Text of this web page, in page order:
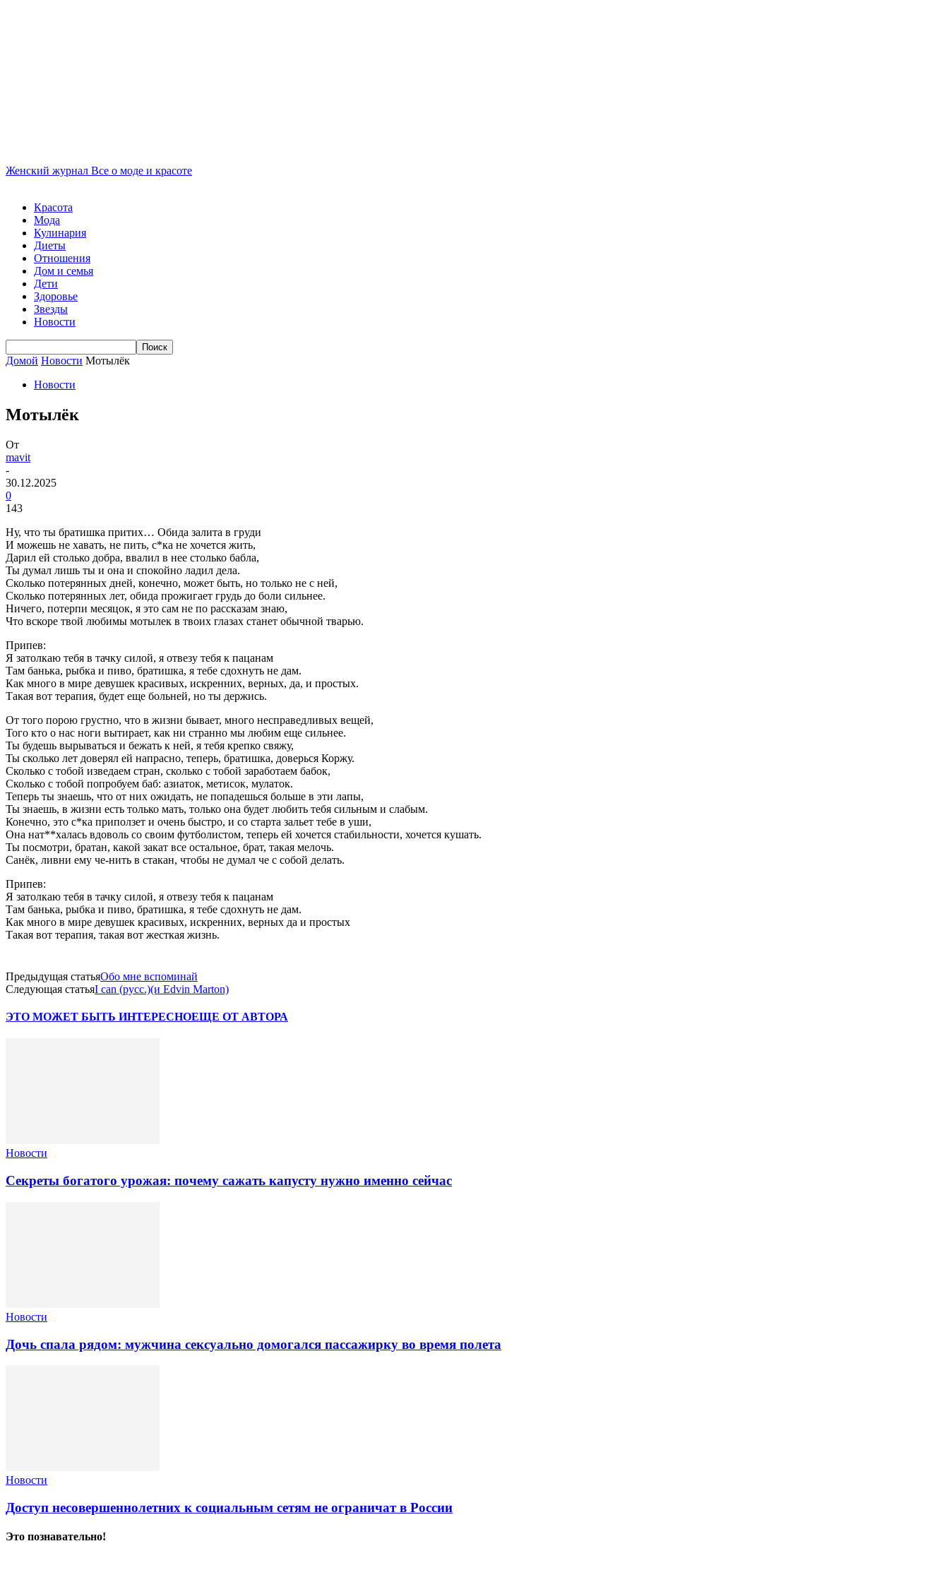
Женский журнал Все о моде и красоте
Красота
Мода
Кулинария
Диеты
Отношения
Дом и семья
Дети
Здоровье
Звезды
Новости
Домой Новости Мотылёк
Новости
Мотылёк
От
mavit
-
30.12.2025
0
143
Ну, что ты братишка притих… Обида залита в груди
И можешь не хавать, не пить, с*ка не хочется жить,
Дарил ей столько добра, ввалил в нее столько бабла,
Ты думал лишь ты и она и спокойно ладил дела.
Сколько потерянных дней, конечно, может быть, но только не с ней,
Сколько потерянных лет, обида прожигает грудь до боли сильнее.
Ничего, потерпи месяцок, я это сам не по рассказам знаю,
Что вскоре твой любимы мотылек в твоих глазах станет обычной тварью.
Припев:
Я затолкаю тебя в тачку силой, я отвезу тебя к пацанам
Там банька, рыбка и пиво, братишка, я тебе сдохнуть не дам.
Как много в мире девушек красивых, искренних, верных, да, и простых.
Такая вот терапия, будет еще больней, но ты держись.
От того порою грустно, что в жизни бывает, много несправедливых вещей,
Того кто о нас ноги вытирает, как ни странно мы любим еще сильнее.
Ты будешь вырываться и бежать к ней, я тебя крепко свяжу,
Ты сколько лет доверял ей напрасно, теперь, братишка, доверься Коржу.
Сколько с тобой изведаем стран, сколько с тобой заработаем бабок,
Сколько с тобой попробуем баб: азиаток, метисок, мулаток.
Теперь ты знаешь, что от них ожидать, не попадешься больше в эти лапы,
Ты знаешь, в жизни есть только мать, только она будет любить тебя сильным и слабым.
Конечно, это с*ка приползет и очень быстро, и со старта зальет тебе в уши,
Она нат**халась вдоволь со своим футболистом, теперь ей хочется стабильности, хочется кушать.
Ты посмотри, братан, какой закат все остальное, брат, такая мелочь.
Санёк, ливни ему че-нить в стакан, чтобы не думал че с собой делать.
Припев:
Я затолкаю тебя в тачку силой, я отвезу тебя к пацанам
Там банька, рыбка и пиво, братишка, я тебе сдохнуть не дам.
Как много в мире девушек красивых, искренних, верных да и простых
Такая вот терапия, такая вот жесткая жизнь.
Предыдущая статьяОбо мне вспоминай
Следующая статьяI can (русс.)(и Edvin Marton)
ЭТО МОЖЕТ БЫТЬ ИНТЕРЕСНОЕЩЕ ОТ АВТОРА
Новости
Секреты богатого урожая: почему сажать капусту нужно именно сейчас
Новости
Дочь спала рядом: мужчина сексуально домогался пассажирку во время полета
Новости
Доступ несовершеннолетних к социальным сетям не ограничат в России
Это познавательно!